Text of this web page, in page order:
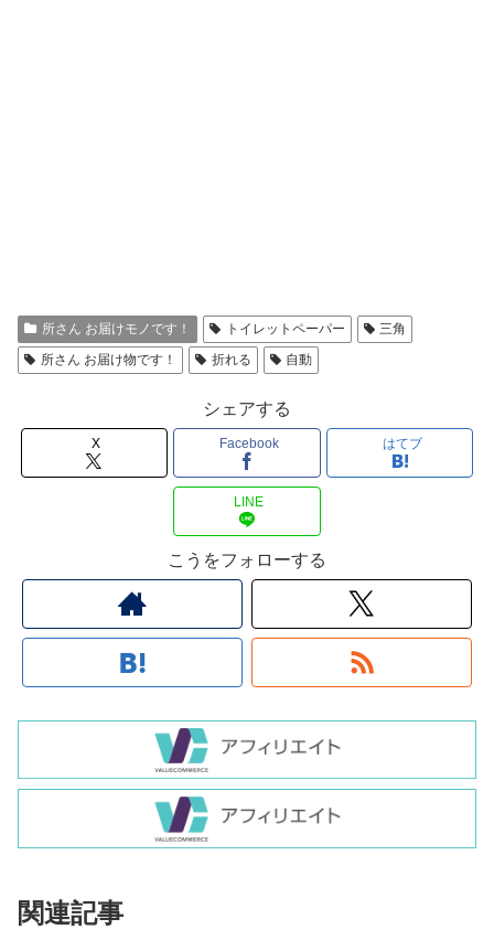
所さん お届けモノです！ トイレットペーパー
三角
所さん お届け物です！
折れる 自動
シェアする
X Facebook はてブ
LINE
こうをフォローする
関連記事